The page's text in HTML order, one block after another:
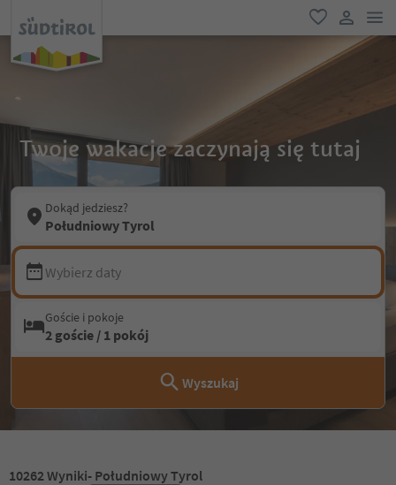
ulubione
link
Twoje wakacje zaczynają się tutaj
Dokąd jedziesz?
Południowy Tyrol
Wybierz daty
Goście i pokoje
2 goście / 1 pokój
Wyszukaj
10262Wyniki- Południowy Tyrol